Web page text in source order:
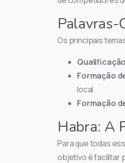
Palavras-
Os principais
Formação
local.
Formação
Habra: A
Para que todas
objetivo é facilitar